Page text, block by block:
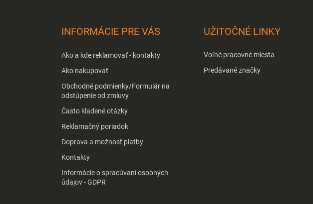
INFORMÁCIE PRE VÁS
Ako a kde reklamovať - kontakty
Ako nakupovať
Obchodné podmienky/Formulár na
odstúpenie od zmluvy
Často kladené otázky
Reklamačný poriadok
Doprava a možnosť platby
Kontakty
Informácie o spracúvaní osobných
údajov - GDPR
UŽITOČNÉ LINKY
Voľné pracovné miesta
Predávané značky